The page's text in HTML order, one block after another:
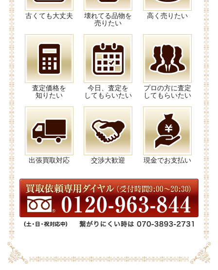
古くても大丈夫
壊れてる品物を
売りたい
高く売りたい
査定価格を
知りたい
今日、査定を
してもらいたい
プロの方に査定
してもらいたい
出張買取対応 交渉大歓迎 現金でお支払い